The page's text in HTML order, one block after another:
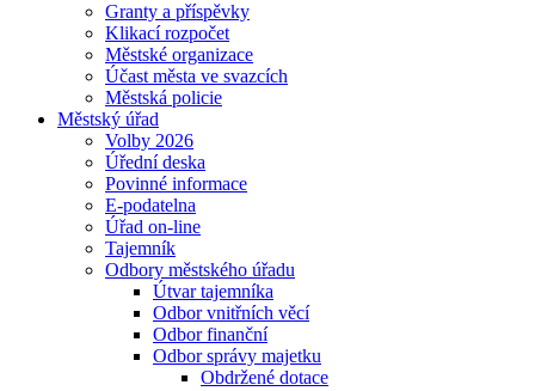
Granty a příspěvky
Klikací rozpočet
Městské organizace
Účast města ve svazcích
Městská policie
Městský úřad
Volby 2026
Úřední deska
Povinné informace
E-podatelna
Úřad on-line
Tajemník
Odbory městského úřadu
Útvar tajemníka
Odbor vnitřních věcí
Odbor finanční
Odbor správy majetku
Obdržené dotace